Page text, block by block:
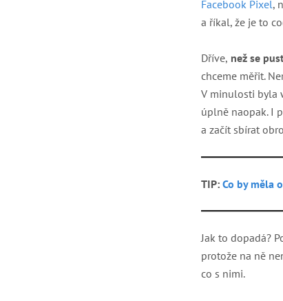
Facebook Pixel,
a říkal, že je to
Dříve, než se
chceme měřit.
V minulosti byla
úplně naopak. I
a začít sbírat
TIP: Co by měla
Jak to dopadá?
protože na ně
co s nimi.